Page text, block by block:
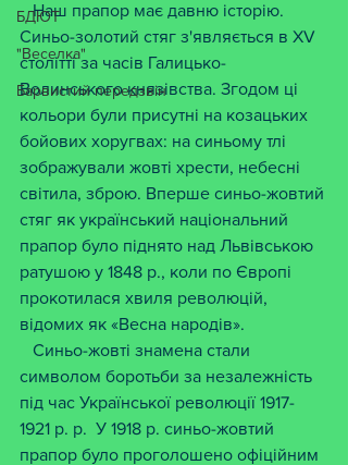
БДЮТ
"Веселка"
Барвистий передзвін
   Наш прапор має давню історію.
Синьо-золотий стяг з'являється в XV
столітті за часів Галицько-
Волинського князівства. Згодом ці
кольори були присутні на козацьких
бойових хоругвах: на синьому тлі
зображували жовті хрести, небесні
світила, зброю. Вперше синьо-жовтий
стяг як український національний
прапор було піднято над Львівською
ратушою у 1848 р., коли по Європі
прокотилася хвиля революцій,
відомих як «Весна народів».
символом боротьби за незалежність
під час Української революції 1917-
1921 р. р.  У 1918 р. синьо-жовтий
прапор було проголошено офіційним